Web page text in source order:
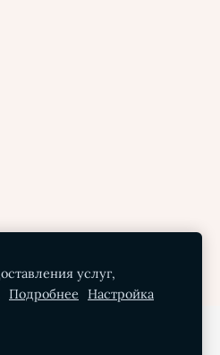
услуг,
Подробнее Настройка